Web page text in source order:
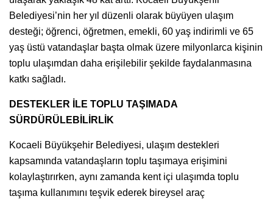
Belediyesi’nin her yıl düzenli olarak büyüyen ulaşım
desteği; öğrenci, öğretmen, emekli, 60 yaş indirimli ve 65
yaş üstü vatandaşlar başta olmak üzere milyonlarca kişinin
toplu ulaşımdan daha erişilebilir şekilde faydalanmasına
katkı sağladı.
DESTEKLER İLE TOPLU TAŞIMADA
SÜRDÜRÜLEBİLİRLİK
Kocaeli Büyükşehir Belediyesi, ulaşım destekleri
kapsamında vatandaşların toplu taşımaya erişimini
kolaylaştırırken, aynı zamanda kent içi ulaşımda toplu
taşıma kullanımını teşvik ederek bireysel araç